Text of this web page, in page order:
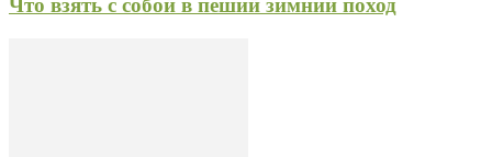
Что взять с собой в пеший зимний поход